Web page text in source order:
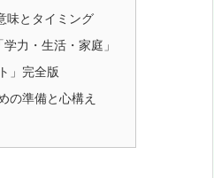
味とタイミング
力・生活・家庭」
」完全版
の準備と心構え